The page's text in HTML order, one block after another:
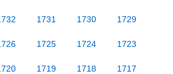
1731 1730 1729
1725 1724 1723
1719 1718 1717